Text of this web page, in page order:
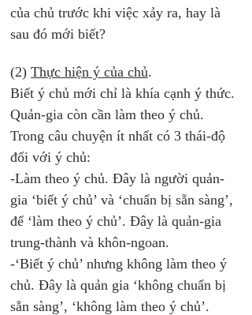
của chủ trước khi việc xảy ra, hay là
sau đó mới biết?
(2) Thực hiện ý của chủ.
Biết ý chủ mới chỉ là khía cạnh ý thức.
Quản-gia còn cần làm theo ý chủ.
Trong câu chuyện ít nhất có 3 thái-độ
đối với ý chủ:
-Làm theo ý chủ. Đây là người quản-
gia ‘biết ý chủ’ và ‘chuẩn bị sẵn sàng’,
để ‘làm theo ý chủ’. Đây là quản-gia
trung-thành và khôn-ngoan.
-‘Biết ý chủ’ nhưng không làm theo ý
chủ. Đây là quản gia ‘không chuẩn bị
sẵn sàng’, ‘không làm theo ý chủ’.